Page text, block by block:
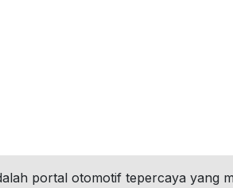
portal otomotif tepercaya yang